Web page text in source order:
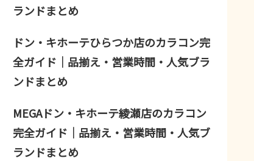
ランドまとめ
ドン・キホーテひらつか店のカラコン完
全ガイド｜品揃え・営業時間・人気ブラ
ンドまとめ
MEGAドン・キホーテ綾瀬店のカラコン
完全ガイド｜品揃え・営業時間・人気ブ
ランドまとめ